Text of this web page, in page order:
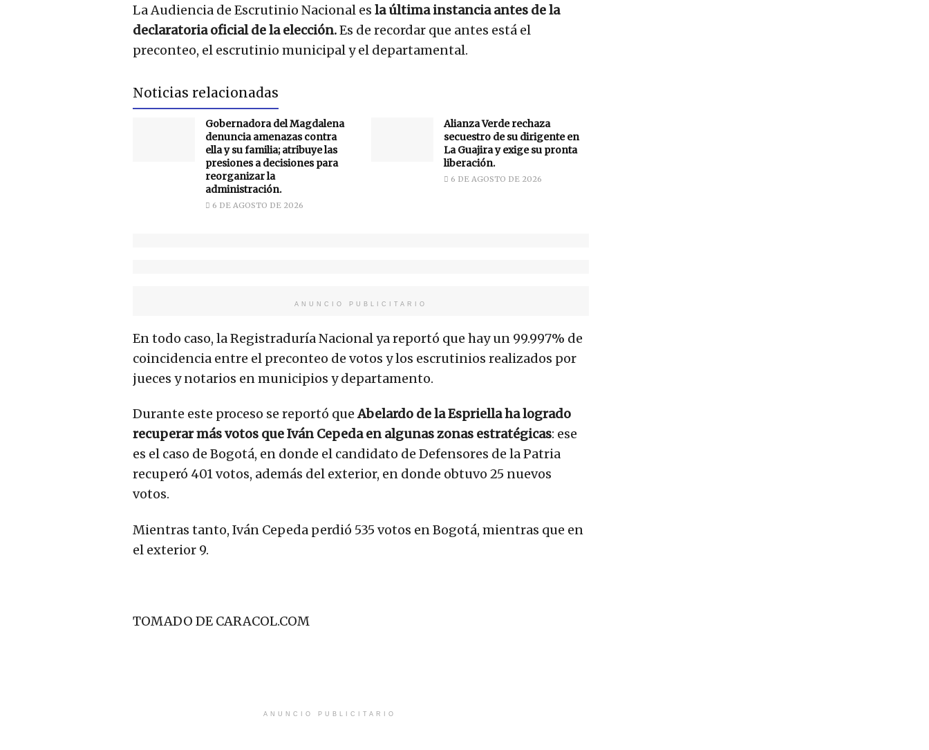
La Audiencia de Escrutinio Nacional es la última instancia antes de la
declaratoria oficial de la elección.Es de recordar que antes está el
preconteo, el escrutinio municipal y el departamental.
Noticias relacionadas
Gobernadora del Magdalena
denuncia amenazas contra
ella y su familia; atribuye las
presiones a decisiones para
reorganizar la
administración.
6 DE AGOSTO DE 2026
Alianza Verde rechaza
secuestro de su dirigente en
La Guajira y exige su pronta
liberación.
6 DE AGOSTO DE 2026
ANUNCIO PUBLICITARIO
En todo caso, la Registraduría Nacional ya reportó que hay un 99.997% de
coincidencia entre el preconteo de votos y los escrutinios realizados por
jueces y notarios en municipios y departamento.
Durante este proceso se reportó queAbelardo de la Espriella ha logrado
recuperar más votos que Iván Cepeda en algunas zonas estratégicas: ese
es el caso de Bogotá, en donde el candidato de Defensores de la Patria
recuperó 401 votos, además del exterior, en donde obtuvo 25 nuevos
votos.
Mientras tanto, Iván Cepeda perdió 535 votos en Bogotá, mientras que en
el exterior 9.
TOMADO DE CARACOL.COM
ANUNCIO PUBLICITARIO